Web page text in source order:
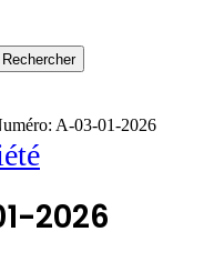
Rechercher
A-03-01-2026
2026